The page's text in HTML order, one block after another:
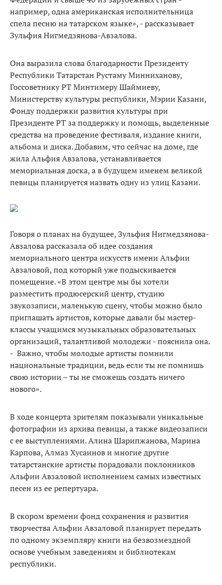
например, одна американская исполнительница
спела песню на татарском языке», - рассказывает
Зульфия Нигмедзянова-Авзалова.
Она выразила слова благодарности Президенту
Республики Татарстан Рустаму Минниханову,
Госсоветнику РТ Минтимеру Шаймиеву,
Министерству культуры республики, Мэрии Казани,
Фонду поддержки развития культуры при
Президенте РТ за поддержку и помощь, выделенные
средства на проведение фестиваля, издание книги,
альбома и диска. Добавим, что сейчас на доме, где
жила Альфия Авзалова, устанавливается
мемориальная доска, а в будущем именем великой
певицы планируется назвать одну из улиц Казани.
Говоря о планах на будущее, Зульфия Нигмедзянова-
Авзалова рассказала об идее создания
мемориального центра искусств имени Альфии
Авзаловой, под который уже подыскивается
помещение. «В этом центре мы бы хотели
разместить продюсерский центр, студию
звукозаписи, маленькую сцену, чтобы можно было
приглашать артистов, которые давали бы мастер-
классы учащимся музыкальных образовательных
организаций, талантливой молодежи - пояснила она.
- Важно, чтобы молодые артисты помнили
национальные традиции, ведь если ты не помнишь
свою истории – ты не сможешь создать ничего
нового».
В ходе концерта зрителям показывали уникальные
фотографии из архива певицы, а также видеозаписи
с ее выступлениями. Алина Шарипжанова, Марина
Карпова, Алмаз Хусаинов и многие другие
татарстанские артисты порадовали поклонников
Альфии Авзаловой исполнением самых известных
песен из ее репертуара.
В скором времени фонд сохранения и развития
творчества Альфии Авзаловой планирует передать
по одному экземпляру книги на безвозмездной
основе учебным заведениям и библиотекам
республики.